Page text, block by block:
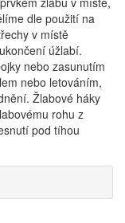
dle použití na
v místě
úžlabí.
nebo zasunutím
nebo letováním,
Žlabové háky
rohu z
pod tíhou